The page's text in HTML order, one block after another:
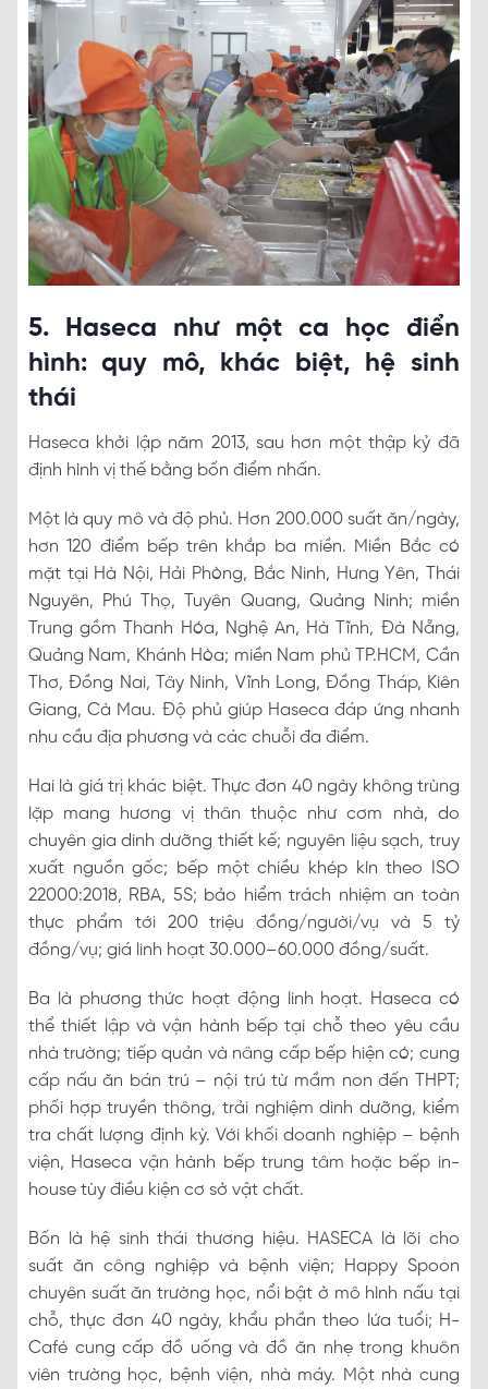
5. Haseca như một ca học điển
hình: quy mô, khác biệt, hệ sinh
thái
Haseca khởi lập năm 2013, sau hơn một thập kỷ đã
định hình vị thế bằng bốn điểm nhấn.
Một là quy mô và độ phủ. Hơn 200.000 suất ăn/ngày,
hơn 120 điểm bếp trên khắp ba miền. Miền Bắc có
mặt tại Hà Nội, Hải Phòng, Bắc Ninh, Hưng Yên, Thái
Nguyên, Phú Thọ, Tuyên Quang, Quảng Ninh; miền
Trung gồm Thanh Hóa, Nghệ An, Hà Tĩnh, Đà Nẵng,
Quảng Nam, Khánh Hòa; miền Nam phủ TP.HCM, Cần
Thơ, Đồng Nai, Tây Ninh, Vĩnh Long, Đồng Tháp, Kiên
Giang, Cà Mau. Độ phủ giúp Haseca đáp ứng nhanh
nhu cầu địa phương và các chuỗi đa điểm.
Hai là giá trị khác biệt. Thực đơn 40 ngày không trùng
lặp mang hương vị thân thuộc như cơm nhà, do
chuyên gia dinh dưỡng thiết kế; nguyên liệu sạch, truy
xuất nguồn gốc; bếp một chiều khép kín theo ISO
22000:2018, RBA, 5S; bảo hiểm trách nhiệm an toàn
thực phẩm tới 200 triệu đồng/người/vụ và 5 tỷ
đồng/vụ; giá linh hoạt 30.000–60.000 đồng/suất.
Ba là phương thức hoạt động linh hoạt. Haseca có
thể thiết lập và vận hành bếp tại chỗ theo yêu cầu
nhà trường; tiếp quản và nâng cấp bếp hiện có; cung
cấp nấu ăn bán trú – nội trú từ mầm non đến THPT;
phối hợp truyền thông, trải nghiệm dinh dưỡng, kiểm
tra chất lượng định kỳ. Với khối doanh nghiệp – bệnh
viện, Haseca vận hành bếp trung tâm hoặc bếp in-
house tùy điều kiện cơ sở vật chất.
Bốn là hệ sinh thái thương hiệu. HASECA là lõi cho
suất ăn công nghiệp và bệnh viện; Happy Spoon
chuyên suất ăn trường học, nổi bật ở mô hình nấu tại
chỗ, thực đơn 40 ngày, khẩu phần theo lứa tuổi; H-
Café cung cấp đồ uống và đồ ăn nhẹ trong khuôn
viên trường học, bệnh viện, nhà máy. Một nhà cung